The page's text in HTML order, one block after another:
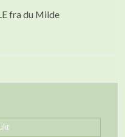
fra du Milde